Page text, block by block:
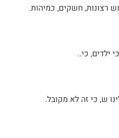
רצונות, חשקים, כמיהות.
ילדים, כי..
ש, כי זה לא מקובל.